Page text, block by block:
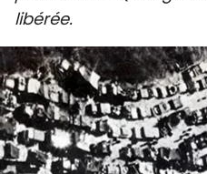
SPORT
PAYS
libérée.